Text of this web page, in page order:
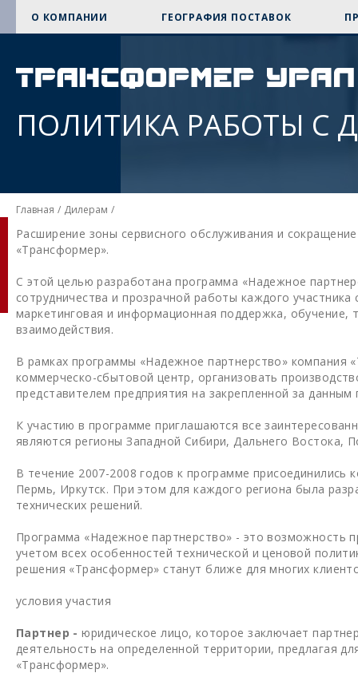
О КОМПАНИИ ГЕОГРАФИЯ ПОСТАВОК
ПОЛИТИКА РАБОТЫ С
Главная / Дилерам /
Расширение зоны сервисного обслуживания и
«Трансформер».
С этой целью разработана программа «Надежное
сотрудничества и прозрачной работы каждого
маркетинговая и информационная поддержка, обучение,
взаимодействия.
В рамках программы «Надежное партнерство» компания
коммерческо-сбытовой центр, организовать
представителем предприятия на закрепленной за
К участию в программе приглашаются все
являются регионы Западной Сибири, Дальнего Востока,
В течение 2007-2008 годов к программе
Пермь, Иркутск. При этом для каждого региона была
технических решений.
Программа «Надежное партнерство» - это возможность
учетом всех особенностей технической и ценовой
решения «Трансформер» станут ближе для многих
условия участия
Партнер -юридическое лицо, которое заключает
деятельность на определенной территории, предлагая
«Трансформер».